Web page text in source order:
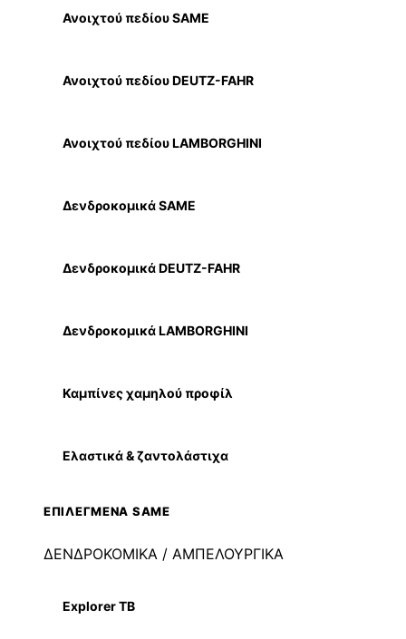
Ανοιχτού πεδίου SAME
Ανοιχτού πεδίου DEUTZ-FAHR
Ανοιχτού πεδίου LAMBORGHINI
Δενδροκομικά SAME
Δενδροκομικά DEUTZ-FAHR
Δενδροκομικά LAMBORGHINI
Καμπίνες χαμηλού προφίλ
Ελαστικά & ζαντολάστιχα
ΕΠΙΛΕΓΜΕΝΑ SAME
ΔΕΝΔΡΟΚΟΜΙΚΑ / ΑΜΠΕΛΟΥΡΓΙΚΑ
Explorer TB